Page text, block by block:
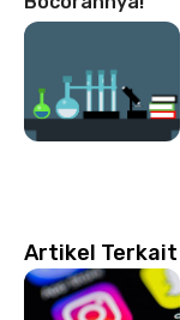
Artikel Terkait